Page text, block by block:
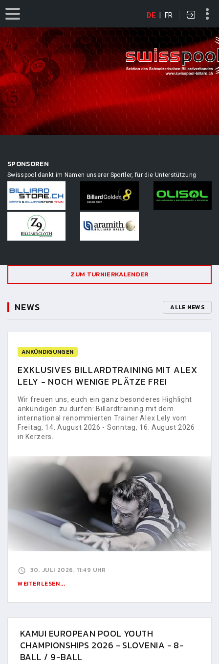
DE | FR
SPONSOREN
Swisspool dankt im Namen unserer Sportler, für die Unterstützung
ZUM TURNIERKALENDER
NEWS ALLE NEWS
ANKÜNDIGUNGEN
EXKLUSIVES BILLARDTRAINING MIT ALEX
LELY - NOCH WENIGE PLÄTZE FREI
Wir freuen uns, euch ein ganz besonderes Highlight
ankündigen zu dürfen: Billardtraining mit dem
international renommierten Trainer Alex Lely vom
Freitag, 14. August 2026 - Sonntag, 16. August 2026
in Kerzers.
30. JULI 2026, 11:49 UHR
WEITERLESEN...
KAMUI EUROPEAN POOL YOUTH
CHAMPIONSHIPS 2026 - SLOVENIA - 8-
BALL / 9-BALL